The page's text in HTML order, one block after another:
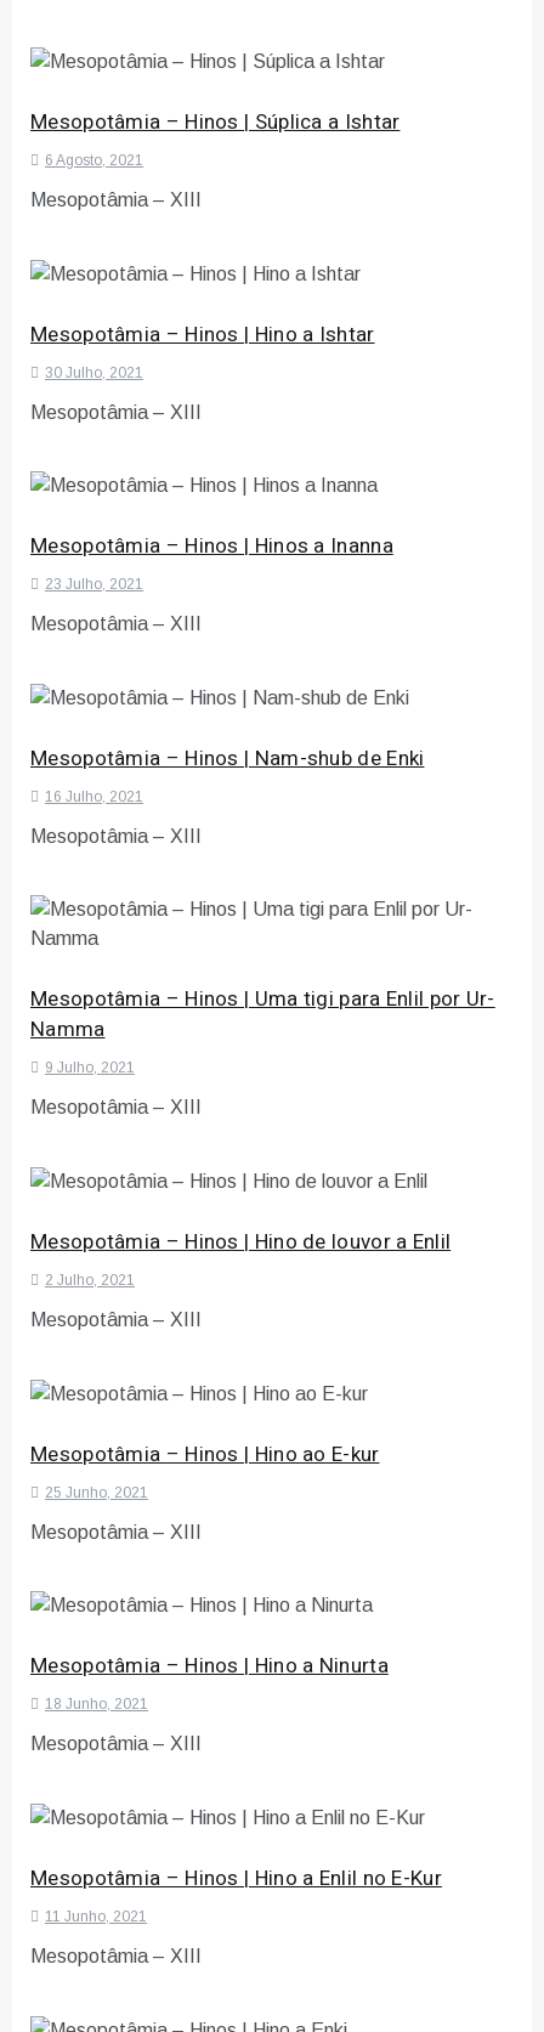
Mesopotâmia – Hinos | Súplica a Ishtar
6 Agosto, 2021
Mesopotâmia – XIII
Mesopotâmia – Hinos | Hino a Ishtar
30 Julho, 2021
Mesopotâmia – XIII
Mesopotâmia – Hinos | Hinos a Inanna
23 Julho, 2021
Mesopotâmia – XIII
Mesopotâmia – Hinos | Nam-shub de Enki
16 Julho, 2021
Mesopotâmia – XIII
Mesopotâmia – Hinos | Uma tigi para Enlil por Ur-
Namma
9 Julho, 2021
Mesopotâmia – XIII
Mesopotâmia – Hinos | Hino de louvor a Enlil
2 Julho, 2021
Mesopotâmia – XIII
Mesopotâmia – Hinos | Hino ao E-kur
25 Junho, 2021
Mesopotâmia – XIII
Mesopotâmia – Hinos | Hino a Ninurta
18 Junho, 2021
Mesopotâmia – XIII
Mesopotâmia – Hinos | Hino a Enlil no E-Kur
11 Junho, 2021
Mesopotâmia – XIII